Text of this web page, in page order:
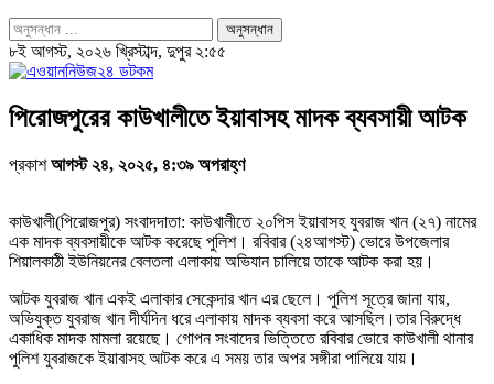
৮ই আগস্ট, ২০২৬ খ্রিস্টাব্দ, দুপুর ২:৫৫
পিরোজপুরের কাউখালীতে ইয়াবাসহ মাদক ব্যবসায়ী আটক
প্রকাশআগস্ট ২৪, ২০২৫, ৪:৩৯ অপরাহ্ণ
কাউখালী(পিরোজপুর) সংবাদদাতা: কাউখালীতে ২০পিস ইয়াবাসহ যুবরাজ খান (২৭) নামের
এক মাদক ব্যবসায়ীকে আটক করেছে পুলিশ। রবিবার (২৪আগস্ট) ভোরে উপজেলার
শিয়ালকাঠী ইউনিয়নের বেলতলা এলাকায় অভিযান চালিয়ে তাকে আটক করা হয়।
আটক যুবরাজ খান একই এলাকার সেকেন্দার খান এর ছেলে। পুলিশ সূত্রে জানা যায়,
অভিযুক্ত যুবরাজ খান দীর্ঘদিন ধরে এলাকায় মাদক ব্যবসা করে আসছিল।তার বিরুদ্ধে
একাধিক মাদক মামলা রয়েছে। গোপন সংবাদের ভিত্তিতে রবিবার ভোরে কাউখালী থানার
পুলিশ যুবরাজকে ইয়াবাসহ আটক করে এ সময় তার অপর সঙ্গীরা পালিয়ে যায়।